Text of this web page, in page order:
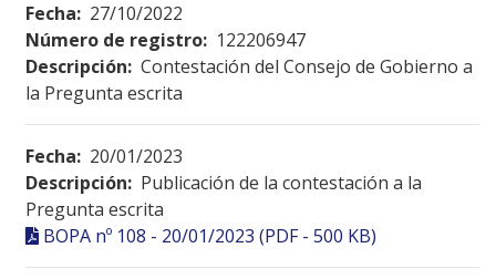
Fecha: 27/10/2022
Número de registro: 122206947
Descripción: Contestación del Consejo de Gobierno a
la Pregunta escrita
Fecha: 20/01/2023
Descripción: Publicación de la contestación a la
Pregunta escrita
BOPA nº 108 - 20/01/2023 (PDF - 500 KB)